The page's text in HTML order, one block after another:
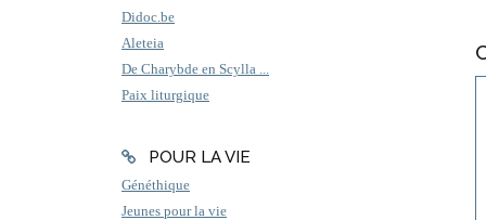
Didoc.be
Aleteia
De Charybde en Scylla ...
Paix liturgique
POUR LA VIE
Généthique
Jeunes pour la vie